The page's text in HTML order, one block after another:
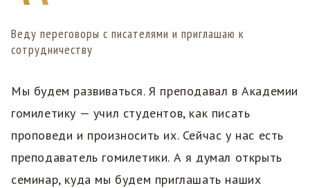
Веду переговоры с писателями и приглашаю к
сотрудничеству
Мы будем развиваться. Я преподавал в Академии
гомилетику — учил студентов, как писать
проповеди и произносить их. Сейчас у нас есть
преподаватель гомилетики. А я думал открыть
семинар, куда мы будем приглашать наших